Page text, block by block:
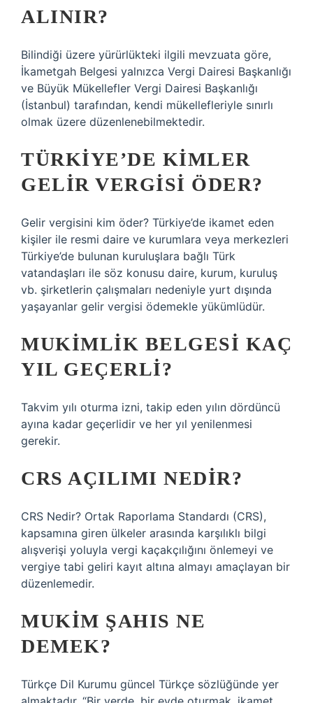
ALINIR?
Bilindiği üzere yürürlükteki ilgili mevzuata göre,
İkametgah Belgesi yalnızca Vergi Dairesi Başkanlığı
ve Büyük Mükellefler Vergi Dairesi Başkanlığı
(İstanbul) tarafından, kendi mükellefleriyle sınırlı
olmak üzere düzenlenebilmektedir.
TÜRKIYE’DE KIMLER
GELIR VERGISI ÖDER?
Gelir vergisini kim öder? Türkiye’de ikamet eden
kişiler ile resmi daire ve kurumlara veya merkezleri
Türkiye’de bulunan kuruluşlara bağlı Türk
vatandaşları ile söz konusu daire, kurum, kuruluş
vb. şirketlerin çalışmaları nedeniyle yurt dışında
yaşayanlar gelir vergisi ödemekle yükümlüdür.
MUKIMLIK BELGESI KAÇ
YIL GEÇERLI?
Takvim yılı oturma izni, takip eden yılın dördüncü
ayına kadar geçerlidir ve her yıl yenilenmesi
gerekir.
CRS AÇILIMI NEDIR?
CRS Nedir? Ortak Raporlama Standardı (CRS),
kapsamına giren ülkeler arasında karşılıklı bilgi
alışverişi yoluyla vergi kaçakçılığını önlemeyi ve
vergiye tabi geliri kayıt altına almayı amaçlayan bir
düzenlemedir.
MUKIM ŞAHIS NE
DEMEK?
Türkçe Dil Kurumu güncel Türkçe sözlüğünde yer